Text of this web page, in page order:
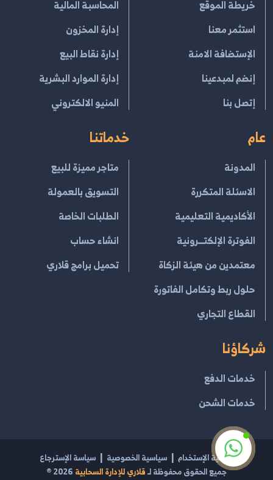
خريطة الموقع
استثمر معنا
الإستضافة الامنة
إنضم لمبدعينا
إتصل بنا
المحاسبة المالية
إدارة المخزون
إدارة نقاط البيع
إدارة الموارد البشرية
المنيو الالكتروني
عام
المدونة
الاسئلة المتكررة
الأكاديمية التعليمية
الفوترة الإلكتــرونية
معتمدين من هيئة الزكاة
حلول ربط وتكامل الفاتورة
القطاع التجاري
خدماتنا
متاجر مميزة للبيع
التسويق بالعمولة
الطلبات الخاصة
انشاء حساب
تحميل برامج قلاري
شركاؤنا
خدمات الدفع
خدمات الشحن
إتفاقية الإستخدام سياسية الخصوصية
سياسة الإسترجاع
جميع الحقوق محفوظة لـقلاري للإدارة السحابية 2026
®